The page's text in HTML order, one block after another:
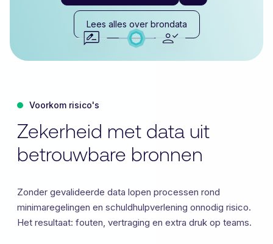
Lees alles over brondata
Voorkom risico's
Zekerheid met data uit
betrouwbare bronnen
Zonder gevalideerde data lopen processen rond
minimaregelingen en schuldhulpverlening onnodig risico.
Het resultaat: fouten, vertraging en extra druk op teams.